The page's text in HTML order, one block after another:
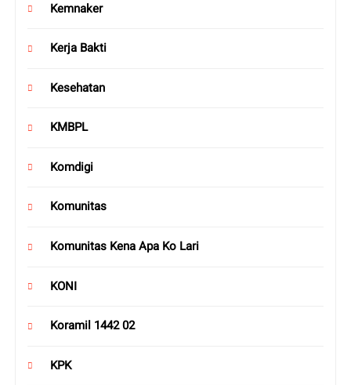
Kemnaker
Kerja Bakti
Kesehatan
KMBPL
Komdigi
Komunitas
Komunitas Kena Apa Ko Lari
KONI
Koramil 1442 02
KPK